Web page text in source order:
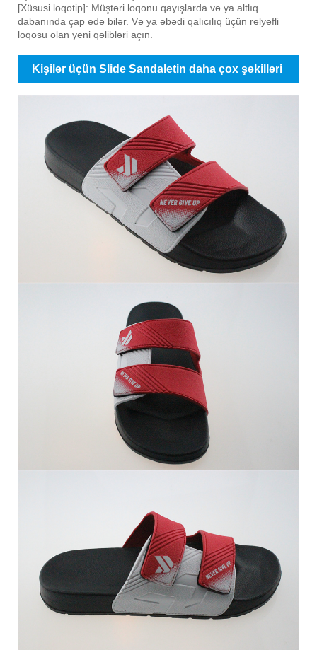
[Xüsusi loqotip]: Müştəri loqonu qayışlarda və ya altlıq
dabanında çap edə bilər. Və ya əbədi qalıcılıq üçün relyefli
loqosu olan yeni qəlibləri açın.
Kişilər üçün Slide Sandaletin daha çox şəkilləri